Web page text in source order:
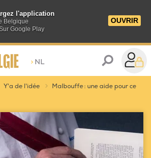
l'application
Belgique
Google Play
OUVRIR
> NL
Y'a de l'idée
Malbouffe : une aide pour ce